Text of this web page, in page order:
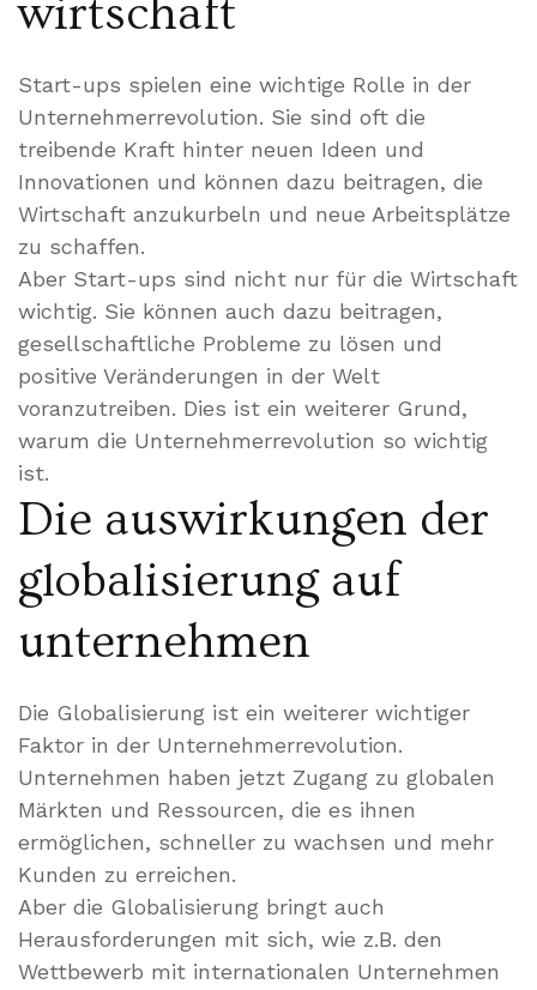
wirtschaft
Start-ups spielen eine wichtige Rolle in der
Unternehmerrevolution. Sie sind oft die
treibende Kraft hinter neuen Ideen und
Innovationen und können dazu beitragen, die
Wirtschaft anzukurbeln und neue Arbeitsplätze
zu schaffen.
Aber Start-ups sind nicht nur für die Wirtschaft
wichtig. Sie können auch dazu beitragen,
gesellschaftliche Probleme zu lösen und
positive Veränderungen in der Welt
voranzutreiben. Dies ist ein weiterer Grund,
warum die Unternehmerrevolution so wichtig
ist.
Die auswirkungen der
globalisierung auf
unternehmen
Die Globalisierung ist ein weiterer wichtiger
Faktor in der Unternehmerrevolution.
Unternehmen haben jetzt Zugang zu globalen
Märkten und Ressourcen, die es ihnen
ermöglichen, schneller zu wachsen und mehr
Kunden zu erreichen.
Aber die Globalisierung bringt auch
Herausforderungen mit sich, wie z.B. den
Wettbewerb mit internationalen Unternehmen